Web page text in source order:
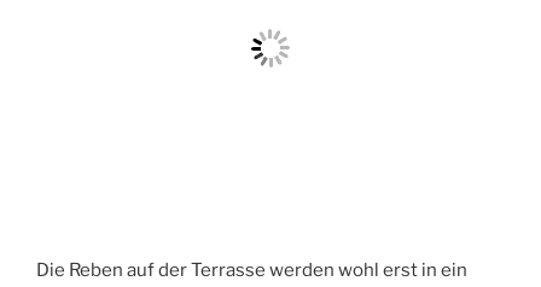
Die Reben auf der Terrasse werden wohl erst in ein